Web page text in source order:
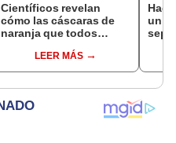
Científicos revelan
cómo las cáscaras de
naranja que todos
transformaron un
ecosistema de Costa
LEER MÁS
un